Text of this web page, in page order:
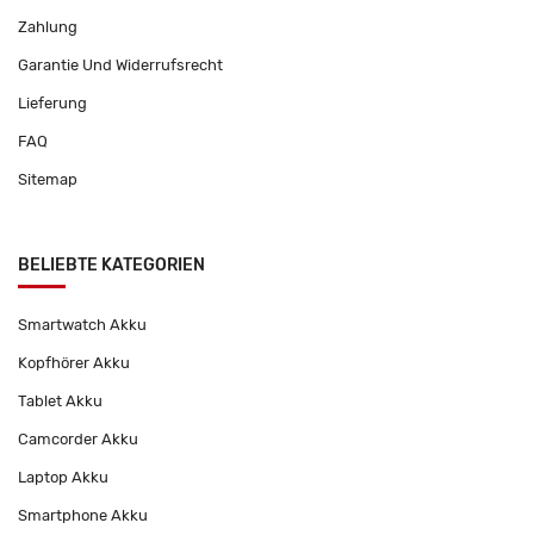
Zahlung
Garantie Und Widerrufsrecht
Lieferung
FAQ
Sitemap
BELIEBTE KATEGORIEN
Smartwatch Akku
Kopfhörer Akku
Tablet Akku
Camcorder Akku
Laptop Akku
Smartphone Akku